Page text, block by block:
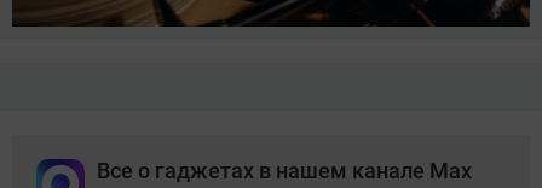
Все о гаджетах в нашем канале Max